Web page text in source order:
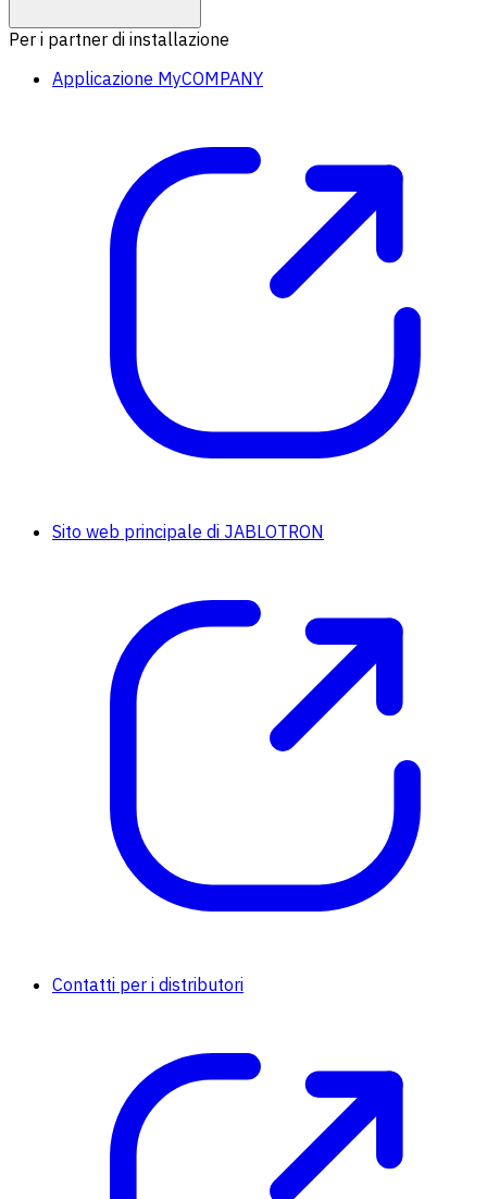
Per i partner di installazione
Applicazione MyCOMPANY
Sito web principale di JABLOTRON
Contatti per i distributori